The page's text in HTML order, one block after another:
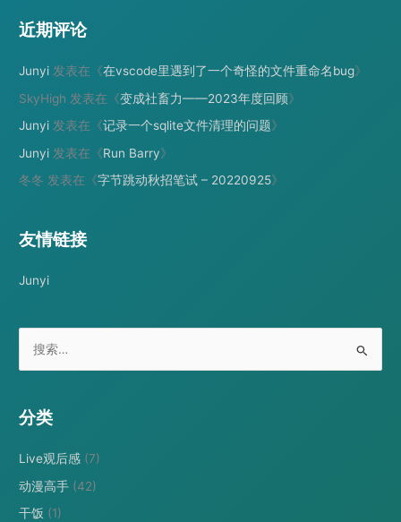
近期评论
Junyi 发表在《在vscode里遇到了一个奇怪的文件重命名bug》
SkyHigh 发表在《变成社畜力——2023年度回顾》
Junyi 发表在《记录一个sqlite文件清理的问题》
Junyi 发表在《Run Barry》
冬冬 发表在《字节跳动秋招笔试 – 20220925》
友情链接
Junyi
分类
Live观后感 (7)
动漫高手 (42)
干饭 (1)